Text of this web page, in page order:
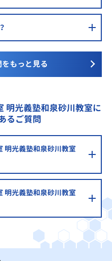
もっと見る
明光義塾和泉砂川教室に
るご質問
明光義塾和泉砂川教室
明光義塾和泉砂川教室